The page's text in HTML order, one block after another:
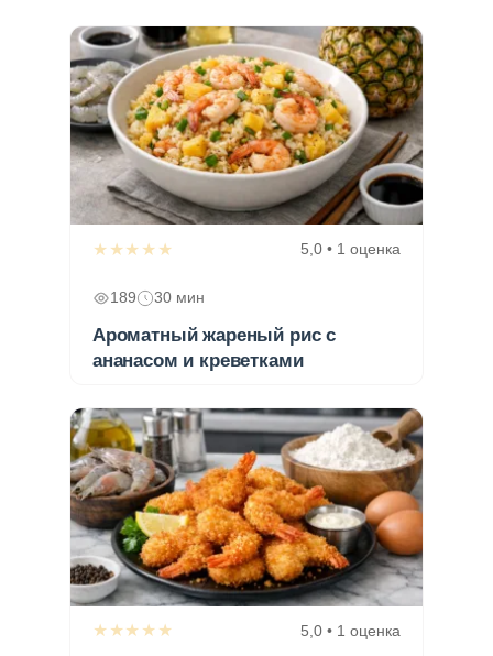
★★★★★ 5,0 • 1 оценка
189 30 мин
Ароматный жареный рис с
ананасом и креветками
★★★★★ 5,0 • 1 оценка